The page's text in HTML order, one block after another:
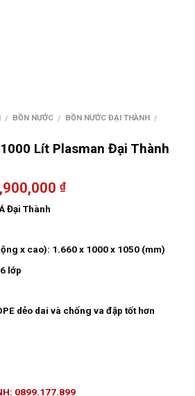
/ BỒN NƯỚC / BỒN NƯỚC ĐẠI THÀNH /
Lít Plasman Đại Thành
₫
Đại Thành
x cao): 1.660 x 1000 x 1050 (mm)
lớp
dẻo dai và chống va đập tốt hơn
0899.177.899